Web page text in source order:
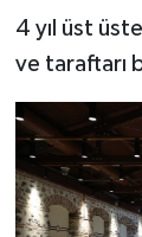
4 yıl üst
ve taraftarı